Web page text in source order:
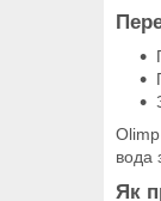
вода
Як